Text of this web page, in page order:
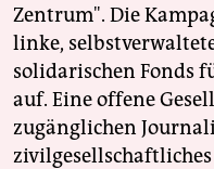
Zentrum". Die
linke,
solidarischen Fonds
auf. Eine offene
zugänglichen